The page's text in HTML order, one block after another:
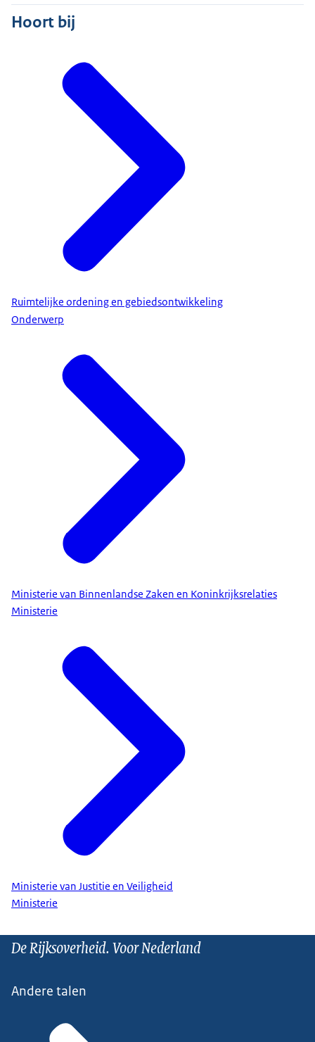
Hoort bij
Ruimtelijke ordening en gebiedsontwikkeling
Onderwerp
Ministerie van Binnenlandse Zaken en Koninkrijksrelaties
Ministerie
Ministerie van Justitie en Veiligheid
Ministerie
De Rijksoverheid. Voor Nederland
Andere talen